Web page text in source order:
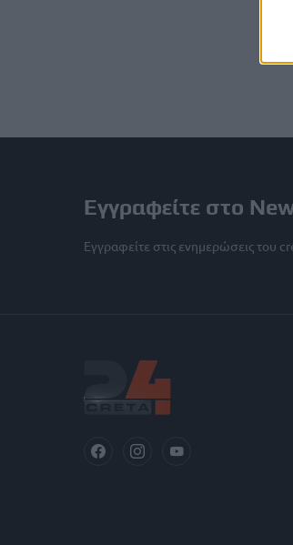
Εγγραφείτε στο
Εγγραφείτε στις ενημερώσεις του